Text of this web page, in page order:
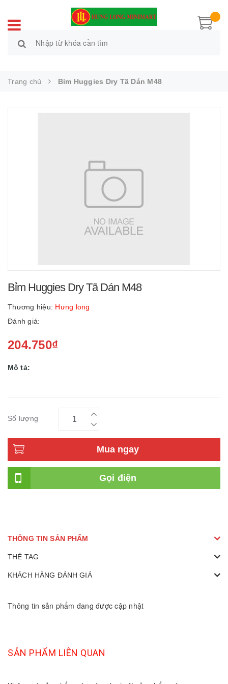
Trang chủ Bỉm Huggies Dry Tã Dán M48
Bỉm Huggies Dry Tã Dán M48
Thương hiệu: Hưng long
Đánh giá:
204.750₫
Mô tả:
Số lượng
Mua ngay
Gọi điện
THÔNG TIN SẢN PHẨM
THẺ TAG
KHÁCH HÀNG ĐÁNH GIÁ
Thông tin sản phẩm đang được cập nhật
SẢN PHẨM LIÊN QUAN